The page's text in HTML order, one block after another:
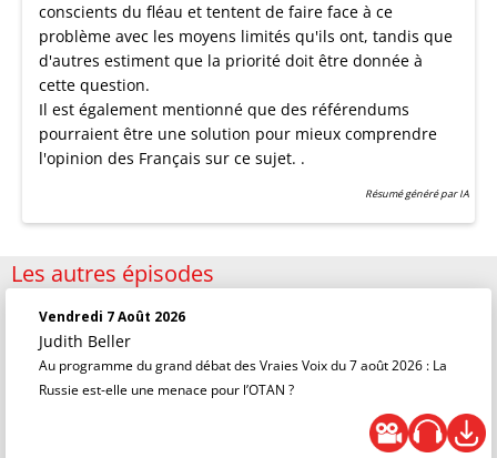
conscients du fléau et tentent de faire face à ce
problème avec les moyens limités qu'ils ont, tandis que
d'autres estiment que la priorité doit être donnée à
cette question.
Il est également mentionné que des référendums
pourraient être une solution pour mieux comprendre
l'opinion des Français sur ce sujet. .
Résumé généré par IA
Les autres épisodes
Vendredi 7 Août 2026
Judith Beller
Au programme du grand débat des Vraies Voix du 7 août 2026 : La
Russie est-elle une menace pour l’OTAN ?